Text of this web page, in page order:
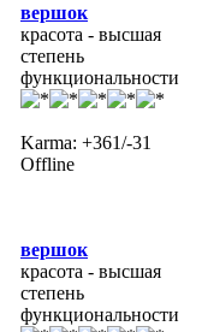
вершок
красота - высшая
степень
функциональности
Karma: +361/-31
Offline
вершок
красота - высшая
степень
функциональности